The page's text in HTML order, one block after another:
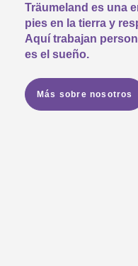
Träumeland es una
pies en la tierra y
Aquí trabajan
es el sueño.
Más sobre nosotros